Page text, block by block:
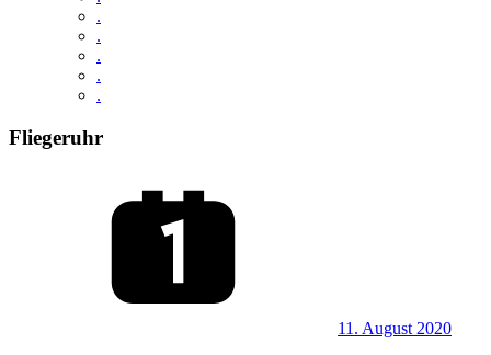
.
.
.
.
.
Fliegeruhr
11. August 2020